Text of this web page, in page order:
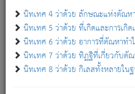
นิทเทศ 4 ว่าด้วย ลักษณะแห่งตัณหา
นิทเทศ 5 ว่าด้วย ที่เกิดและการเกิ
นิทเทศ 6 ว่าด้วย อาการที่ตัณหาทำ
นิทเทศ 7 ว่าด้วย ทิฏฐิที่เกี่ยวกับตั
นิทเทศ 8 ว่าด้วย กิเลสทั้งหลายใน
อย่างนี้อยู่; เขาย่อมละภวตัณหาได้ แล
ด้วย.
ความดับเพราะความสำรอกไม่เห
เพราะความสิ้นไปแห่งตัณหาโดยประ
นิพพาน.
ภพใหม่ย่อมไม่มีแก่ภิกษุนั้น ผู้ดับเย็